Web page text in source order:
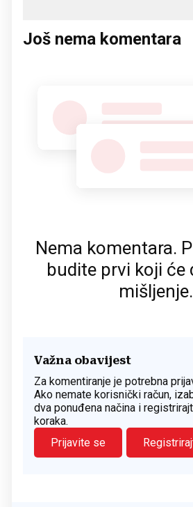
Još nema komentara
Nema komentara.
budite prvi koji će
mišljenje.
Važna obavijest
Za komentiranje je potrebna
Ako nemate korisnički račun,
dva ponuđena načina i
koraka.
Prijavite se